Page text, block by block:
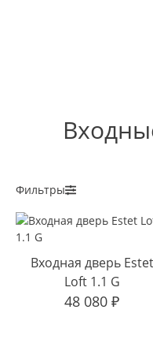
Фильтры
Входная дверь Estet
Loft 1.1 G
48 080 ₽